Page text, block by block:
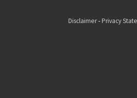
Disclaimer-Privacy